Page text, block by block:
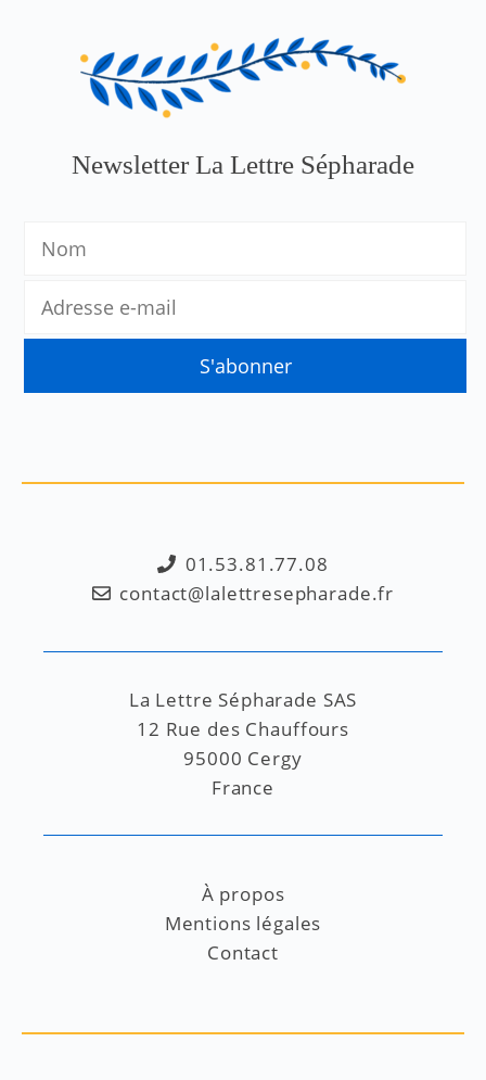
Newsletter La Lettre Sépharade
01.53.81.77.08
contact@lalettresepharade.fr
La Lettre Sépharade SAS
12 Rue des Chauffours
95000 Cergy
France
À propos
Mentions légales
Contact